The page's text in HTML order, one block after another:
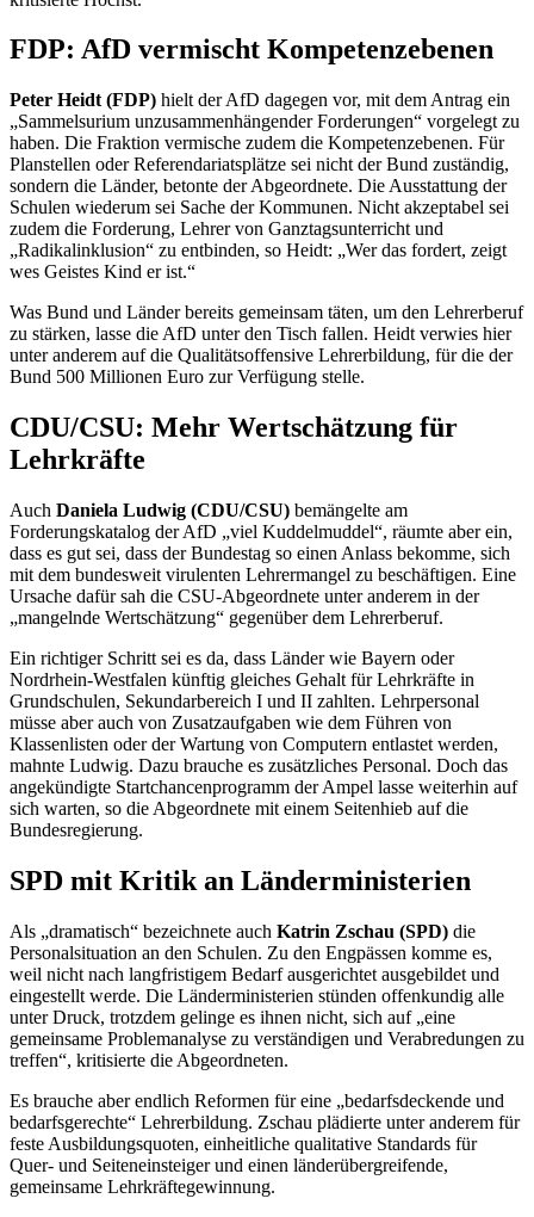
FDP: AfD vermischt Kompetenzebenen
Peter Heidt (FDP) hielt der AfD dagegen vor, mit dem Antrag ein
„Sammelsurium unzusammenhängender Forderungen“ vorgelegt zu
haben. Die Fraktion vermische zudem die Kompetenzebenen. Für
Planstellen oder Referendariatsplätze sei nicht der Bund zuständig,
sondern die Länder, betonte der Abgeordnete. Die Ausstattung der
Schulen wiederum sei Sache der Kommunen. Nicht akzeptabel sei
zudem die Forderung, Lehrer von Ganztagsunterricht und
„Radikalinklusion“ zu entbinden, so Heidt: „Wer das fordert, zeigt
wes Geistes Kind er ist.“
Was Bund und Länder bereits gemeinsam täten, um den Lehrerberuf
zu stärken, lasse die AfD unter den Tisch fallen. Heidt verwies hier
unter anderem auf die Qualitätsoffensive Lehrerbildung, für die der
Bund 500 Millionen Euro zur Verfügung stelle.
CDU/CSU: Mehr Wertschätzung für
Lehrkräfte
Auch Daniela Ludwig (CDU/CSU) bemängelte am
Forderungskatalog der AfD „viel Kuddelmuddel“, räumte aber ein,
dass es gut sei, dass der Bundestag so einen Anlass bekomme, sich
mit dem bundesweit virulenten Lehrermangel zu beschäftigen. Eine
Ursache dafür sah die CSU-Abgeordnete unter anderem in der
„mangelnde Wertschätzung“ gegenüber dem Lehrerberuf.
Ein richtiger Schritt sei es da, dass Länder wie Bayern oder
Nordrhein-Westfalen künftig gleiches Gehalt für Lehrkräfte in
Grundschulen, Sekundarbereich I und II zahlten. Lehrpersonal
müsse aber auch von Zusatzaufgaben wie dem Führen von
Klassenlisten oder der Wartung von Computern entlastet werden,
mahnte Ludwig. Dazu brauche es zusätzliches Personal. Doch das
angekündigte Startchancenprogramm der Ampel lasse weiterhin auf
sich warten, so die Abgeordnete mit einem Seitenhieb auf die
Bundesregierung.
SPD mit Kritik an Länderministerien
Als „dramatisch“ bezeichnete auch Katrin Zschau (SPD) die
Personalsituation an den Schulen. Zu den Engpässen komme es,
weil nicht nach langfristigem Bedarf ausgerichtet ausgebildet und
eingestellt werde. Die Länderministerien stünden offenkundig alle
unter Druck, trotzdem gelinge es ihnen nicht, sich auf „eine
gemeinsame Problemanalyse zu verständigen und Verabredungen zu
treffen“, kritisierte die Abgeordneten.
Es brauche aber endlich Reformen für eine „bedarfsdeckende und
bedarfsgerechte“ Lehrerbildung. Zschau plädierte unter anderem für
feste Ausbildungsquoten, einheitliche qualitative Standards für
Quer- und Seiteneinsteiger und einen länderübergreifende,
gemeinsame Lehrkräftegewinnung.